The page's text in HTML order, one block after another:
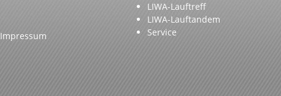
Impressum
LIWA-Lauftreff
LIWA-Lauftandem
Service